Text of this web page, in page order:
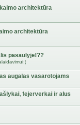
architektūra
architektūra
pasaulyje!??
augalas vasarotojams
fejerverkai ir alus